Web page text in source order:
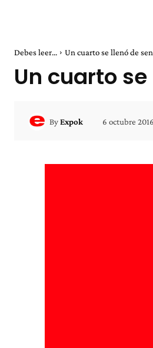
Debes leer... Un cuarto se llenó de
Un cuarto
ByExpok 6 octubre 2016